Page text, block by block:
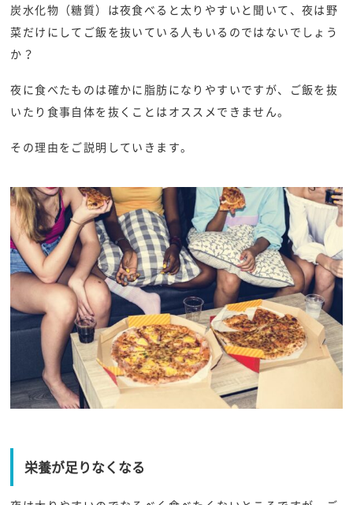
炭水化物（糖質）は夜食べると太りやすいと聞いて、夜は野
菜だけにしてご飯を抜いている人もいるのではないでしょう
か？
夜に食べたものは確かに脂肪になりやすいですが、ご飯を抜
いたり食事自体を抜くことはオススメできません。
その理由をご説明していきます。
栄養が足りなくなる